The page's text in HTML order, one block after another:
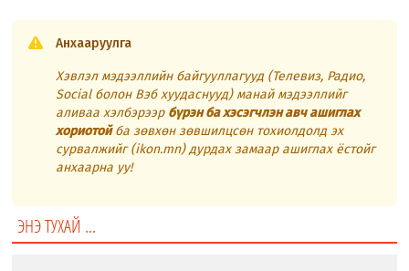
Анхааруулга
Хэвлэл мэдээллийн байгууллагууд (Телевиз, Радио,
Social болон Вэб хуудаснууд) манай мэдээллийг
аливаа хэлбэрээр бүрэн ба хэсэгчлэн авч ашиглах
хориотойба зөвхөн зөвшилцсөн тохиолдолд эх
сурвалжийг (ikon.mn) дурдах замаар ашиглах ёстойг
анхаарна уу!
ЭНЭ ТУХАЙ ...